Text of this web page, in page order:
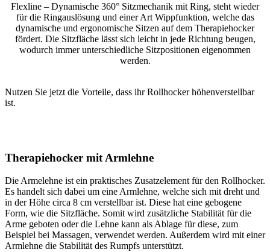
Flexline – Dynamische 360° Sitzmechanik mit Ring, steht wieder
für die Ringauslösung und einer Art Wippfunktion, welche das
dynamische und ergonomische Sitzen auf dem Therapiehocker
fördert. Die Sitzfläche lässt sich leicht in jede Richtung beugen,
wodurch immer unterschiedliche Sitzpositionen eigenommen
werden.
Nutzen Sie jetzt die Vorteile, dass ihr Rollhocker höhenverstellbar
ist.
Therapiehocker mit Armlehne
Die Armelehne ist ein praktisches Zusatzelement für den Rollhocker.
Es handelt sich dabei um eine Armlehne, welche sich mit dreht und
in der Höhe circa 8 cm verstellbar ist. Diese hat eine gebogene
Form, wie die Sitzfläche. Somit wird zusätzliche Stabilität für die
Arme geboten oder die Lehne kann als Ablage für diese, zum
Beispiel bei Massagen, verwendet werden. Außerdem wird mit einer
Armlehne die Stabilität des Rumpfs unterstützt.